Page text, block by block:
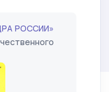
РОССИИ»